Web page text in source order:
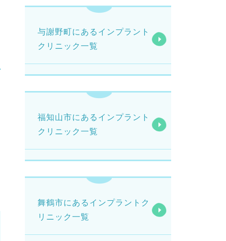
与謝野町にあるインプラント
クリニック一覧
福知山市にあるインプラント
クリニック一覧
舞鶴市にあるインプラントク
リニック一覧